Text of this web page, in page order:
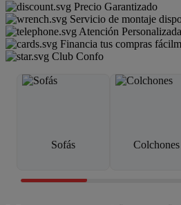
Precio Garantizado
Servicio de montaje
Atención Personalizada
Financia tus compras
Club Confo
Sofás Colchones